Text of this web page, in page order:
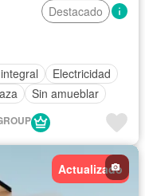
Destacado
Electricidad
Sin amueblar
Actualizado